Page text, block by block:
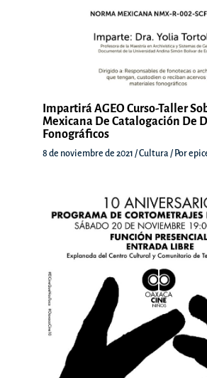
Impartirá AGEO Curso-Taller
Mexicana De Catalogación De
Fonográficos
8 de noviembre de 2021 /Cultura / Por